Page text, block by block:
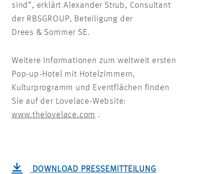
sind“, erklärt Alexander Strub, Consultant
der RBSGROUP, Beteiligung der
Drees & Sommer SE.
Weitere Informationen zum weltweit ersten
Pop-up-Hotel mit Hotelzimmern,
Kulturprogramm und Eventflächen finden
Sie auf der Lovelace-Website:
www.thelovelace.com .
DOWNLOAD PRESSEMITTEILUNG